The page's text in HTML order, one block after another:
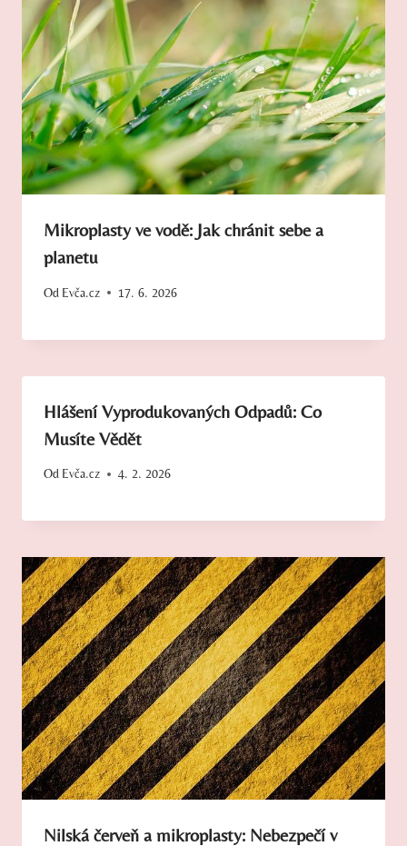
Mikroplasty ve vodě: Jak chránit sebe a
planetu
Od Evča.cz 17. 6. 2026
Hlášení Vyprodukovaných Odpadů: Co
Musíte Vědět
Od Evča.cz 4. 2. 2026
Nilská červeň a mikroplasty: Nebezpečí v